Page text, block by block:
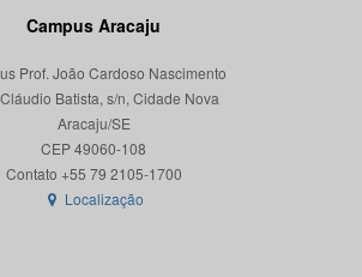
Campus Aracaju
Prof. João Cardoso Nascimento
Batista, s/n, Cidade Nova
Aracaju/SE
CEP 49060-108
Localização